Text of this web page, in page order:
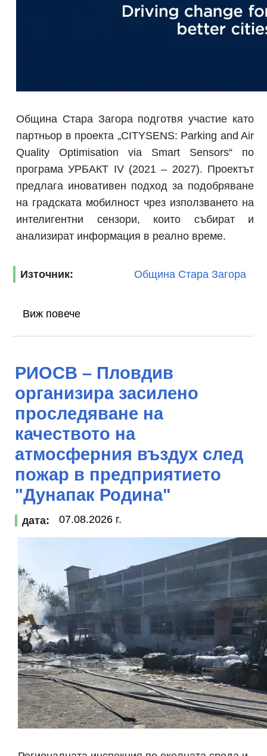
Община Стара Загора подготвя участие като
партньор в проекта „CITYSENS: Parking and Air
Quality Optimisation via Smart Sensors“ по
програма УРБАКТ IV (2021 – 2027). Проектът
предлага иновативен подход за подобряване
на градската мобилност чрез използването на
интелигентни сензори, които събират и
анализират информация в реално време.
Източник: Община Стара Загора
Виж повече
РИОСВ – Пловдив
организира засилено
проследяване на
качеството на
атмосферния въздух след
пожар в предприятието
"Дунапак Родина"
дата: 07.08.2026 г.